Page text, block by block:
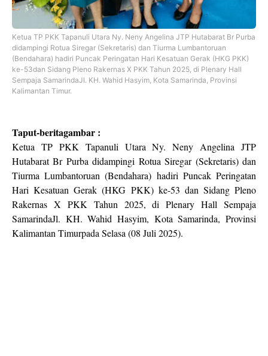
Ketua TP PKK Tapanuli Utara Ny. Neny Angelina JTP Hutabarat Br Purba
didampingi Rotua Siregar (Sekretaris) dan Tiurma Lumbantoruan
(Bendahara) hadiri Puncak Peringatan Hari Kesatuan Gerak (HKG PKK)
ke-53dan Sidang Pleno Rakernas X PKK Tahun 2025, di Plenary Hall
Sempaja SamarindaJl. KH. Wahid Hasyim, Kota Samarinda, Provinsi
Kalimantan Timur.
Taput-beritagambar :
Ketua TP PKK Tapanuli Utara Ny. Neny Angelina JTP
Hutabarat Br Purba didampingi Rotua Siregar (Sekretaris) dan
Tiurma Lumbantoruan (Bendahara) hadiri Puncak Peringatan
Hari Kesatuan Gerak (HKG PKK) ke-53 dan Sidang Pleno
Rakernas X PKK Tahun 2025, di Plenary Hall Sempaja
SamarindaJl. KH. Wahid Hasyim, Kota Samarinda, Provinsi
Kalimantan Timurpada Selasa (08 Juli 2025).